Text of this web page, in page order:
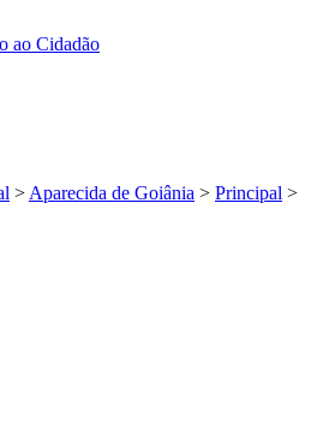
ao Cidadão
> Aparecida de Goiânia > Principal >